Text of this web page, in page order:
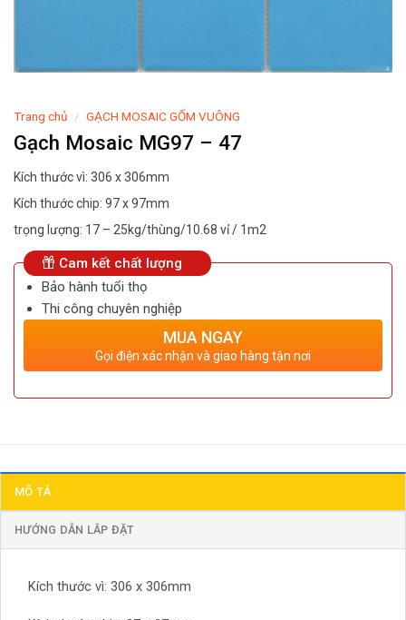
Trang chủ / GẠCH MOSAIC GỐM VUÔNG
Gạch Mosaic MG97 – 47
Kích thước vì: 306 x 306mm
Kích thước chip: 97 x 97mm
trọng lượng: 17 – 25kg/thùng/10.68 vỉ / 1m2
Cam kết chất lượng
Bảo hành tuổi thọ
Thi công chuyên nghiệp
MUA NGAY
Gọi điện xác nhận và giao hàng tận nơi
MÔ TẢ
HƯỚNG DẪN LẮP ĐẶT
Kích thước vì: 306 x 306mm